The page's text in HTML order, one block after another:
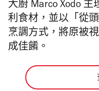
大廚 Marco Xodo 主
利食材， 並以「 從
烹調方式， 將原被
成佳餚。